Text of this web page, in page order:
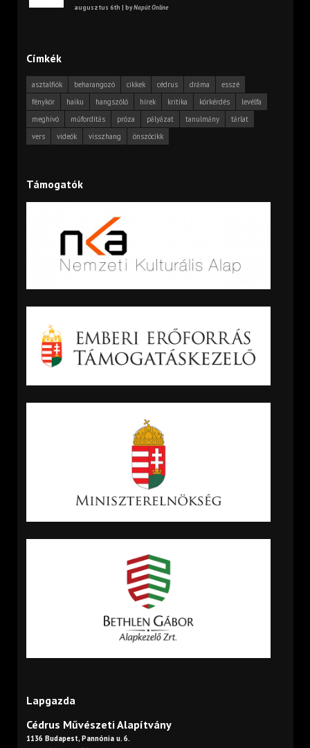
augusztus 6th | byNapút Online
Címkék
asztalfiók beharangozó cikkek cédrus dráma
esszé
fénykör
haiku hangszóló hírek kritika körkérdés
levélfa
meghívó
műfordítás próza pályázat tanulmány
tárlat
vers
videók visszhang önszócikk
Támogatók
Lapgazda
Cédrus Művészeti Alapítvány
1136 Budapest, Pannónia u. 6.